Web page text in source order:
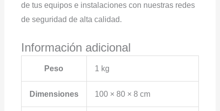
de tus equipos e instalaciones con nuestras redes
de seguridad de alta calidad.
Información adicional
Peso 1 kg
Dimensiones 100 × 80 × 8 cm